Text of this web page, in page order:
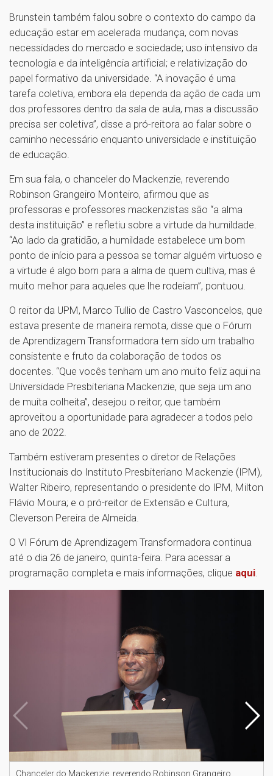
Brunstein também falou sobre o contexto do campo da
educação estar em acelerada mudança, com novas
necessidades do mercado e sociedade; uso intensivo da
tecnologia e da inteligência artificial; e relativização do
papel formativo da universidade. “A inovação é uma
tarefa coletiva, embora ela dependa da ação de cada um
dos professores dentro da sala de aula, mas a discussão
precisa ser coletiva”, disse a pró-reitora ao falar sobre o
caminho necessário enquanto universidade e instituição
de educação.
Em sua fala, o chanceler do Mackenzie, reverendo
Robinson Grangeiro Monteiro, afirmou que as
professoras e professores mackenzistas são “a alma
desta instituição” e refletiu sobre a virtude da humildade.
“Ao lado da gratidão, a humildade estabelece um bom
ponto de início para a pessoa se tornar alguém virtuoso e
a virtude é algo bom para a alma de quem cultiva, mas é
muito melhor para aqueles que lhe rodeiam”, pontuou.
O reitor da UPM, Marco Tullio de Castro Vasconcelos, que
estava presente de maneira remota, disse que o Fórum
de Aprendizagem Transformadora tem sido um trabalho
consistente e fruto da colaboração de todos os
docentes. “Que vocês tenham um ano muito feliz aqui na
Universidade Presbiteriana Mackenzie, que seja um ano
de muita colheita”, desejou o reitor, que também
aproveitou a oportunidade para agradecer a todos pelo
ano de 2022.
Também estiveram presentes o diretor de Relações
Institucionais do Instituto Presbiteriano Mackenzie (IPM),
Walter Ribeiro, representando o presidente do IPM, Milton
Flávio Moura; e o pró-reitor de Extensão e Cultura,
Cleverson Pereira de Almeida.
O VI Fórum de Aprendizagem Transformadora continua
até o dia 26 de janeiro, quinta-feira. Para acessar a
programação completa e mais informações, clique aqui.
Chanceler do Mackenzie, reverendo Robinson Grangeiro